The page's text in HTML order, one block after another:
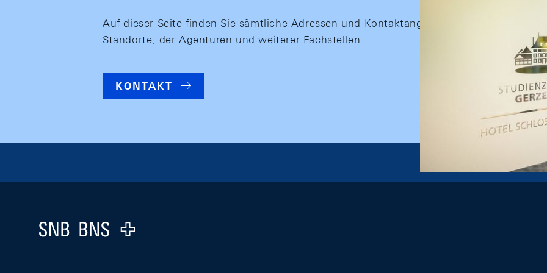
Auf dieser Seite finden Sie sämtliche Adressen und Kontaktangaben der verschiedenen
Standorte, der Agenturen und weiterer Fachstellen.
KONTAKT
Logo